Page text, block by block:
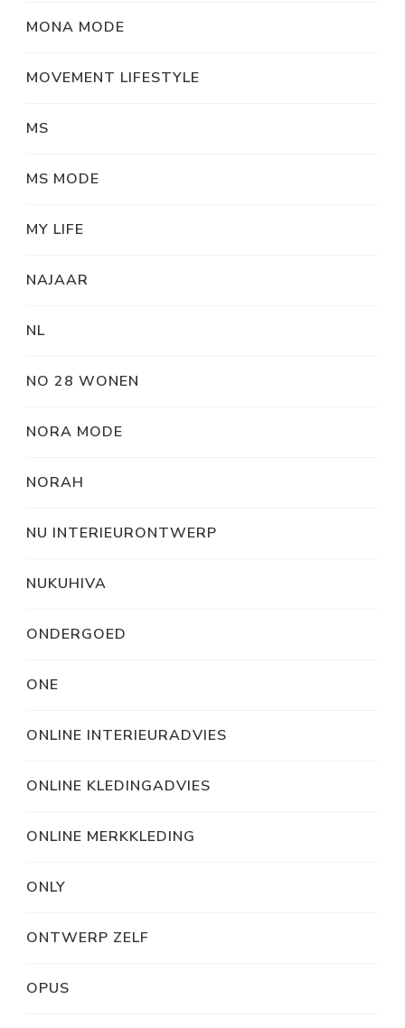
MONA MODE
MOVEMENT LIFESTYLE
MS
MS MODE
MY LIFE
NAJAAR
NL
NO 28 WONEN
NORA MODE
NORAH
NU INTERIEURONTWERP
NUKUHIVA
ONDERGOED
ONE
ONLINE INTERIEURADVIES
ONLINE KLEDINGADVIES
ONLINE MERKKLEDING
ONLY
ONTWERP ZELF
OPUS